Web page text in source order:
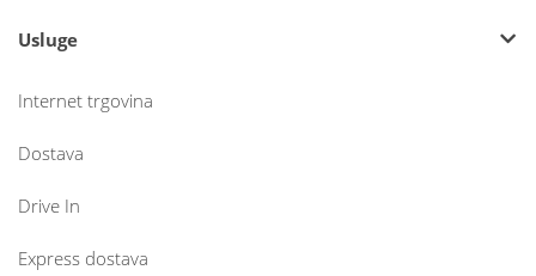
Usluge
Internet trgovina
Dostava
Drive In
Express dostava